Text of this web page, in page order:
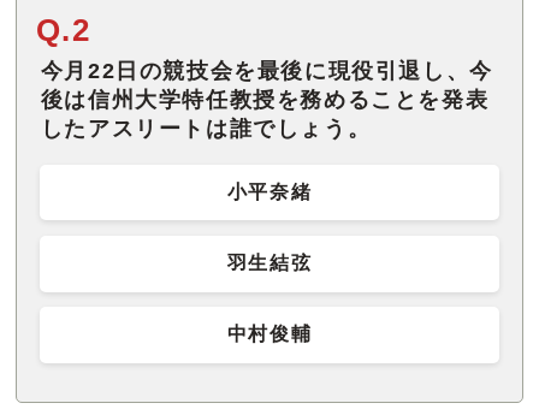
Q.2
今月22日の競技会を最後に現役引退し、今
後は信州大学特任教授を務めることを発表
したアスリートは誰でしょう。
小平奈緒
羽生結弦
中村俊輔